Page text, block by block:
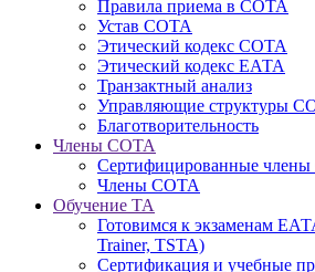
Правила приема в СОТА
Устав СОТА
Этический кодекс СОТА
Этический кодекс ЕАТА
Транзактный анализ
Управляющие структуры
Благотворительность
Члены СОТА
Сертифицированные
Члены СОТА
Обучение ТА
Готовимся к экзаменам
Trainer, TSTA)
Сертификация и учебные